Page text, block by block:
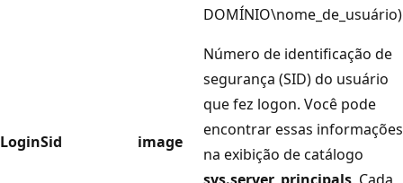
LoginSid image
Número de identificação de
segurança (SID) do usuário
que fez logon. Você pode
encontrar essas informações
na exibição de catálogo
sys.server_principals. Cada